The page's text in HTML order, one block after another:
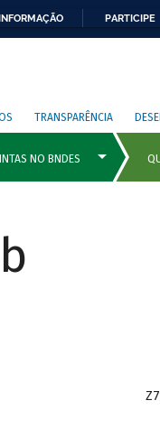
PARTICIPE
TRANSPARÊNCIA